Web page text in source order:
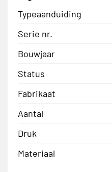
Typeaanduiding
Serie nr.
Bouwjaar
Status
Fabrikaat
Aantal
Druk
Materiaal